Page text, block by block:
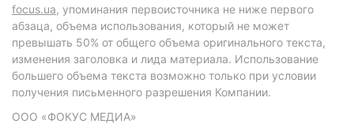
focus.ua, упоминания первоисточника не ниже первого
абзаца, объема использования, который не может
превышать 50% от общего объема оригинального текста,
изменения заголовка и лида материала. Использование
большего объема текста возможно только при условии
получения письменного разрешения Компании.
ООО «ФОКУС МЕДИА»